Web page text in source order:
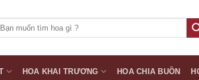
HOA KHAI TRƯƠNG HOA CHIA BUỒN